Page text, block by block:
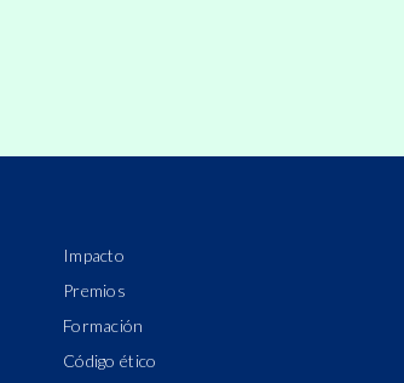
Impacto
Premios
Formación
Código ético